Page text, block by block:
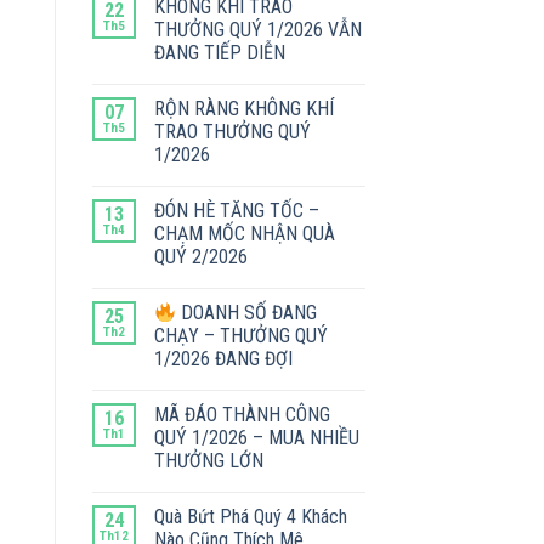
22
Th5
KHÔNG KHÍ TRAO
THƯỞNG QUÝ 1/2026 VẪN
ĐANG TIẾP DIỄN
07
Th5
RỘN RÀNG KHÔNG KHÍ
TRAO THƯỞNG QUÝ
1/2026
13
Th4
ĐÓN HÈ TĂNG TỐC –
CHẠM MỐC NHẬN QUÀ
QUÝ 2/2026
25
Th2
DOANH SỐ ĐANG
CHẠY – THƯỞNG QUÝ
1/2026 ĐANG ĐỢI
16
Th1
MÃ ĐÁO THÀNH CÔNG
QUÝ 1/2026 – MUA NHIỀU
THƯỞNG LỚN
24
Th12
Quà Bứt Phá Quý 4 Khách